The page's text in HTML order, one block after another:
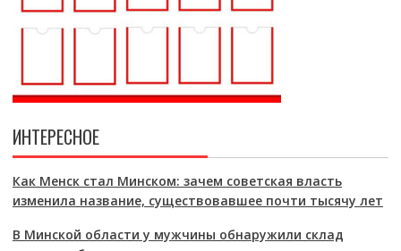
ИНТЕРЕСНОЕ
Как Менск стал Минском: зачем советская власть
изменила название, существовавшее почти тысячу лет
В Минской области у мужчины обнаружили склад